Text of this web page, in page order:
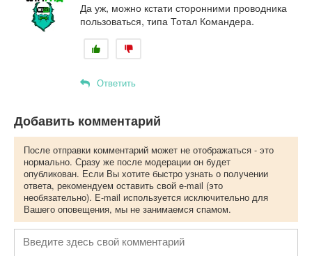
Да уж, можно кстати сторонними проводника
пользоваться, типа Тотал Командера.
Ответить
Добавить комментарий
После отправки комментарий может не отображаться - это
нормально. Сразу же после модерации он будет
опубликован. Если Вы хотите быстро узнать о получении
ответа, рекомендуем оставить свой e-mail (это
необязательно). E-mail используется исключительно для
Вашего оповещения, мы не занимаемся спамом.